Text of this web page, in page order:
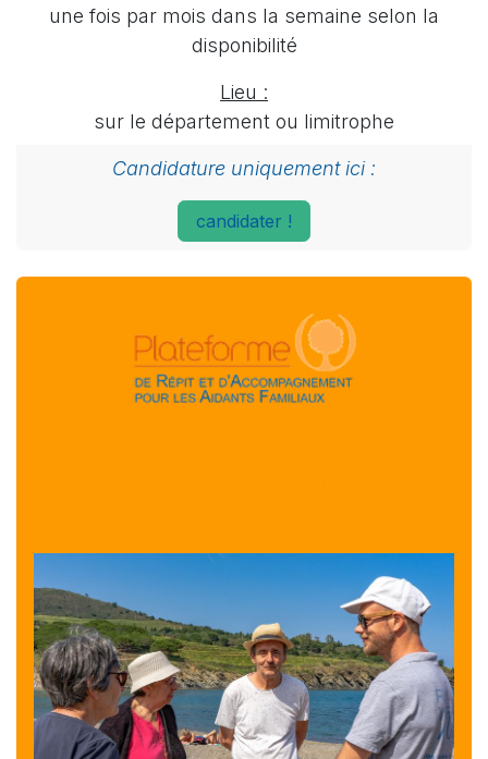
une fois par mois dans la semaine selon la
disponibilité
Lieu :
sur le département ou limitrophe
Candidature uniquement ici :
candidater !